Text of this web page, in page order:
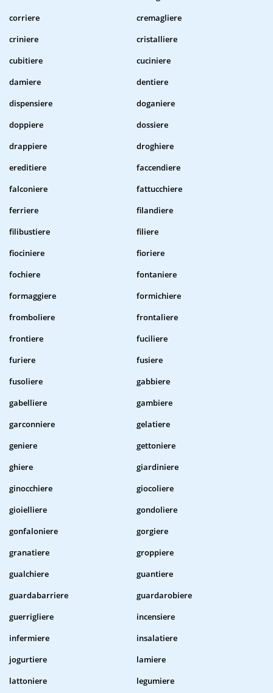
corriere
cremagliere
criniere
cristalliere
cubitiere
cuciniere
damiere
dentiere
dispensiere
doganiere
doppiere
dossiere
drappiere
droghiere
ereditiere
faccendiere
falconiere
fattucchiere
ferriere
filandiere
filibustiere
filiere
fiociniere
fioriere
fochiere
fontaniere
formaggiere
formichiere
fromboliere
frontaliere
frontiere
fuciliere
furiere
fusiere
fusoliere
gabbiere
gabelliere
gambiere
garconniere
gelatiere
geniere
gettoniere
ghiere
giardiniere
ginocchiere
giocoliere
gioielliere
gondoliere
gonfaloniere
gorgiere
granatiere
groppiere
gualchiere
guantiere
guardabarriere
guardarobiere
guerrigliere
incensiere
infermiere
insalatiere
jogurtiere
lamiere
lattoniere
legumiere